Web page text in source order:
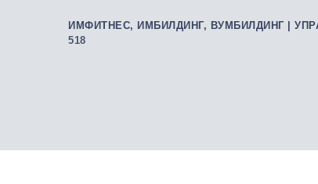
ИМФИТНЕС, ИМБИЛДИНГ, ВУМБИЛДИНГ |
518